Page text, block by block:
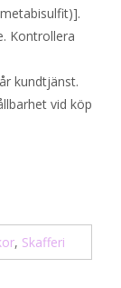
Kontrollera
kundtjänst.
vid köp
, Skafferi